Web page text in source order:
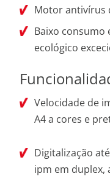
Motor antivírus
Baixo consumo
ecológico
Velocidade de
A4 a cores e
Digitalização
ipm em duplex,